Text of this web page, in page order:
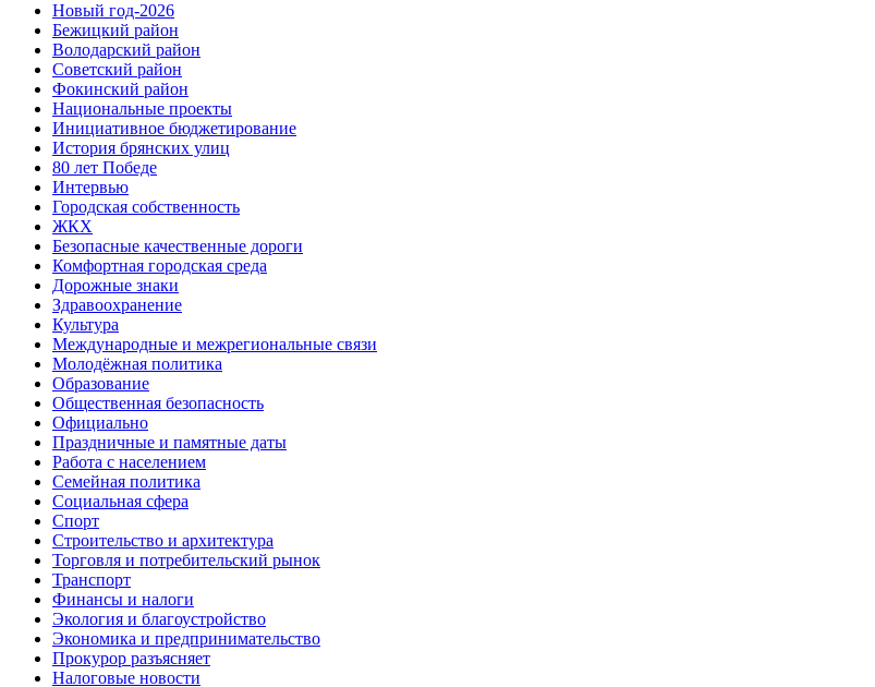
Новый год-2026
Бежицкий район
Володарский район
Советский район
Фокинский район
Национальные проекты
Инициативное бюджетирование
История брянских улиц
80 лет Победе
Интервью
Городская собственность
ЖКХ
Безопасные качественные дороги
Комфортная городская среда
Дорожные знаки
Здравоохранение
Культура
Международные и межрегиональные связи
Молодёжная политика
Образование
Общественная безопасность
Официально
Праздничные и памятные даты
Работа с населением
Семейная политика
Социальная сфера
Спорт
Строительство и архитектура
Торговля и потребительский рынок
Транспорт
Финансы и налоги
Экология и благоустройство
Экономика и предпринимательство
Прокурор разъясняет
Налоговые новости